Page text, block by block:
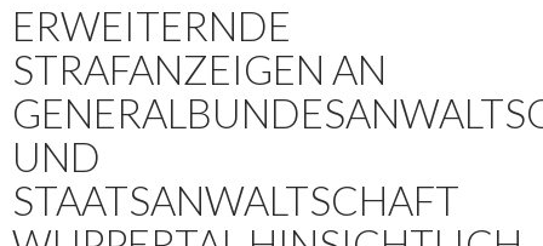
ERWEITERNDE
STRAFANZEIGEN AN
UND
STAATSANWALTSCHAFT